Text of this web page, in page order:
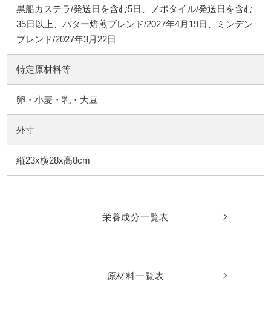
黒船カステラ/発送日を含む5日、ノボタイル/発送日を含む
35日以上、バター焙煎ブレンド/2027年4月19日、ミンデン
ブレンド/2027年3月22日
特定原材料等
卵・小麦・乳・大豆
外寸
縦23x横28x高8cm
栄養成分一覧表
原材料一覧表